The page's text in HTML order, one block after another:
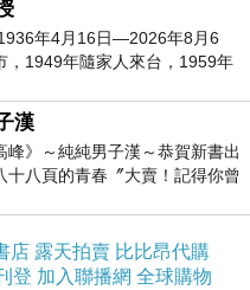
說話，但你仍清楚
心跳，我的
也在那裡
我
落
……
讓我們作夢
新的情節
年4月16日—2026年8月6
，1949年隨家人來台，1959年
發展博士學位。曾任
漢
峰》～純純男子漢～恭賀新書出
十八頁的青春〞大賣！記得你曾
好讚的圖^^感覺大家
店 露天拍賣 比比昂代購
登 加入聯播網 全球購物